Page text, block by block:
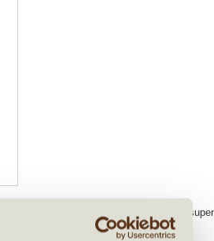
snirkler og snørkler, som skaber et